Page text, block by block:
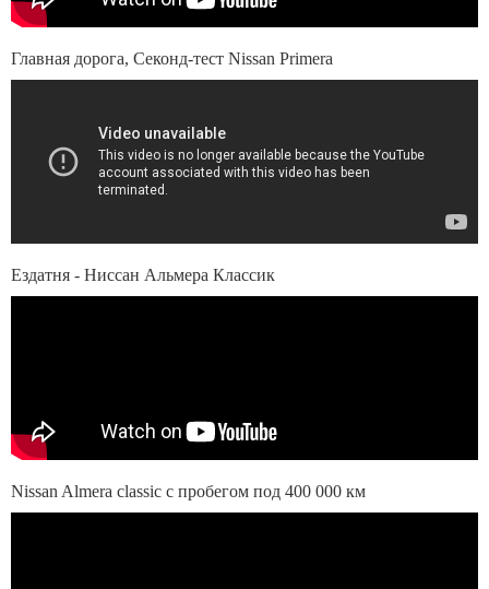
Главная дорога, Секонд-тест Nissan Primera
Ездатня - Ниссан Альмера Классик
Nissan Almera classic с пробегом под 400 000 км